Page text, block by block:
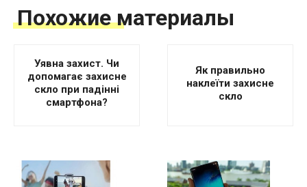
Похожие материалы
Уявна захист. Чи
допомагає захисне
скло при падінні
смартфона?
Як правильно
наклеїти захисне
скло